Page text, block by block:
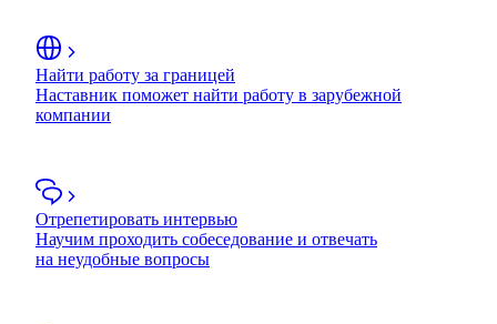
Найти работу за границей
Наставник поможет найти работу в зарубежной
компании
Отрепетировать интервью
Научим проходить собеседование и отвечать
на неудобные вопросы